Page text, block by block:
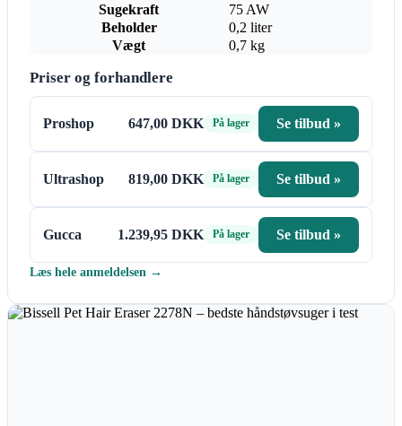
Sugekraft
75 AW
Beholder
0,2 liter
Vægt
0,7 kg
Priser og forhandlere
Proshop 647,00 DKK På lager Se tilbud »
Ultrashop 819,00 DKK På lager Se tilbud »
Gucca 1.239,95 DKK På lager Se tilbud »
Læs hele anmeldelsen →